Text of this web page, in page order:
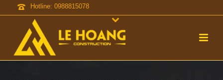
Hotline: 0988815078